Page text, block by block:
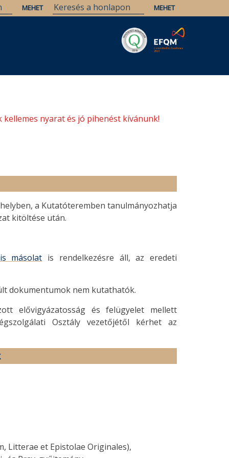
nyarat és jó pihenést kívánunk!
a Kutatóteremben tanulmányozhatja
kitöltése után.
másolat is rendelkezésre áll, az eredeti
dokumentumok nem kutathatók.
elővigyázatosság és felügyelet mellett
Osztály vezetőjétől kérhet az
Litterae et Epistolae Originales),